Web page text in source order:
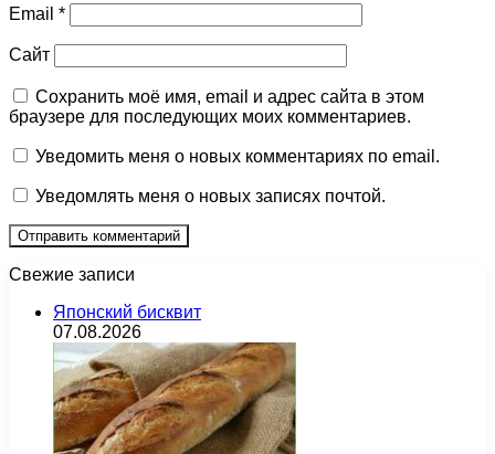
Email *
Сайт
Сохранить моё имя, email и адрес сайта в этом
браузере для последующих моих комментариев.
Уведомить меня о новых комментариях по email.
Уведомлять меня о новых записях почтой.
Свежие записи
Японский бисквит
07.08.2026